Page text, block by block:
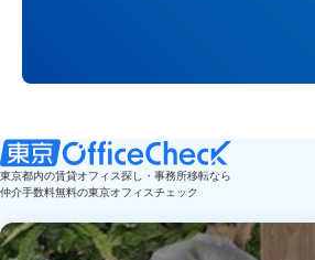
東京都内の賃貸オフィス探し・事務所移転なら
仲介手数料無料の東京オフィスチェック